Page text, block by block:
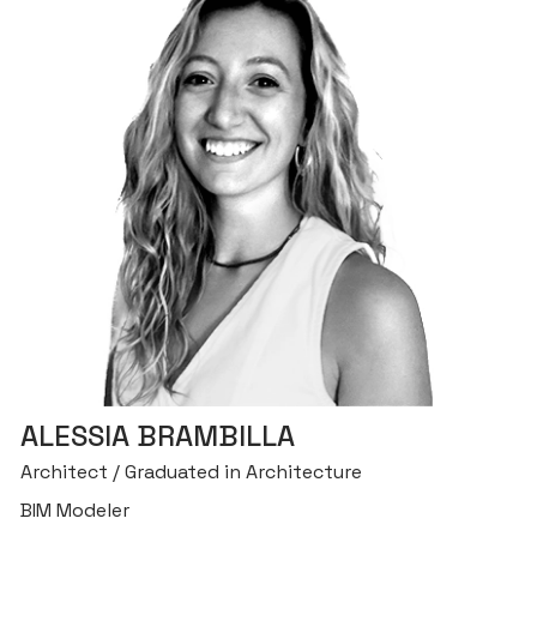
ALESSIA BRAMBILLA
Architect / Graduated in Architecture
BIM Modeler